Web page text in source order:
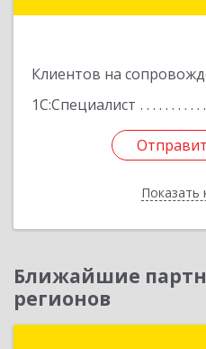
Клиентов на
1С:Специалист
Показать
Ближайшие
регионов